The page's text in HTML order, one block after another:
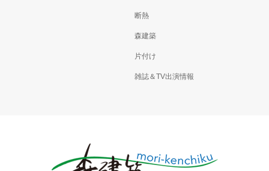
断熱
森建築
片付け
雑誌＆TV出演情報